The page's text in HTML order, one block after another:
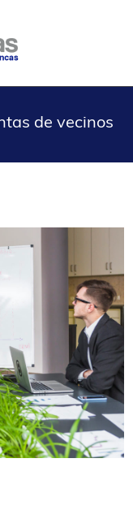
de vecinos